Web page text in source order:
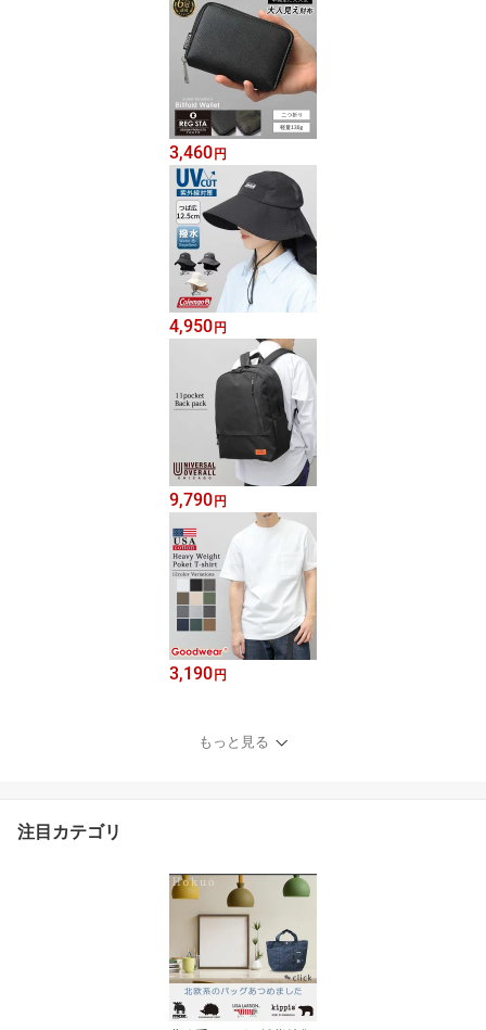
3,460円
4,950円
9,790円
3,190円
もっと見る
注目カテゴリ